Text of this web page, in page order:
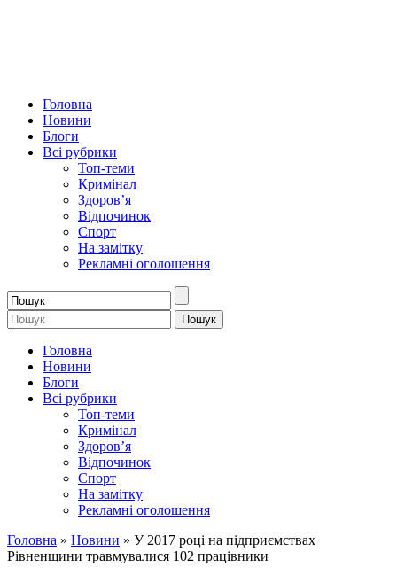
Головна
Новини
Блоги
Всі рубрики
Топ-теми
Кримінал
Здоров’я
Відпочинок
Спорт
На замітку
Рекламні оголошення
Головна
Новини
Блоги
Всі рубрики
Топ-теми
Кримінал
Здоров’я
Відпочинок
Спорт
На замітку
Рекламні оголошення
Головна » Новини » У 2017 році на підприємствах
Рівненщини травмувалися 102 працівники